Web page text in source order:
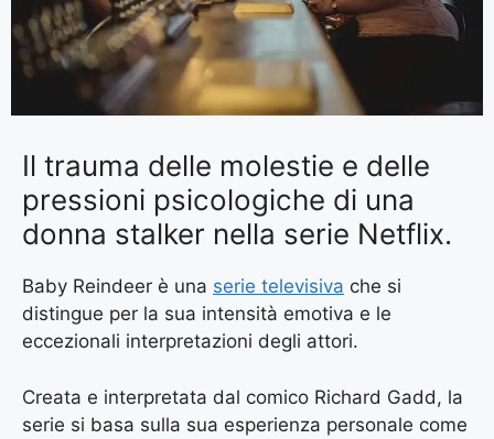
Il trauma delle molestie e delle
pressioni psicologiche di una
donna stalker nella serie Netflix.
Baby Reindeer è una serie televisiva che si
distingue per la sua intensità emotiva e le
eccezionali interpretazioni degli attori.
Creata e interpretata dal comico Richard Gadd, la
serie si basa sulla sua esperienza personale come